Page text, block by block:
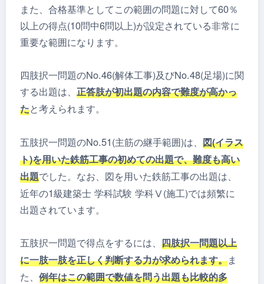
また、合格基準としてこの範囲の問題に対して60％
以上の得点(10問中6問以上)が設定されている非常に
重要な範囲になります。
四肢択一問題のNo.46(解体工事)及びNo.48(足場)に関
する出題は、 正答肢が初出題の内容で難度が高かっ
たと考えられます。
五肢択一問題のNo.51(主筋の継手範囲)は、 図(イラス
ト)を用いた鉄筋工事の初めての出題で、難度も高い
出題でした。なお、図を用いた鉄筋工事の出題は、
近年の1級建築士 学科試験 学科Ⅴ(施工)では頻繁に
出題されています。
五肢択一問題で得点をするには、 四肢択一問題以上
に一肢一肢を正しく判断する力が求められます。ま
た、 例年はこの範囲で数値を問う出題も比較的多